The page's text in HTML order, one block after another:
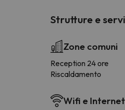
Strutture e
Zone comuni
Reception 24 ore
Riscaldamento
Wifi e Internet